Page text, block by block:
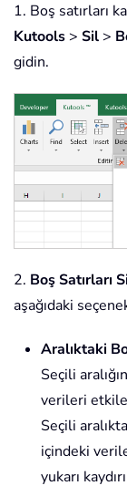
1. Boş satırları
Kutools > Sil >
gidin.
2. Boş Satırları
aşağıdaki
Aralıktaki
Seçili
verileri
Seçili
içindeki
yukarı